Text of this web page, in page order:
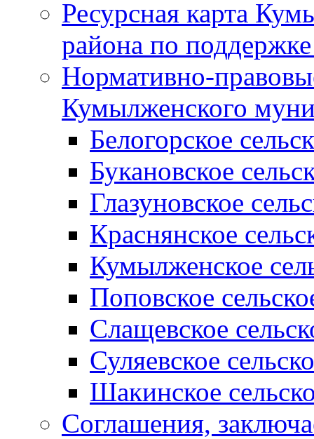
Ресурсная карта
района по
Нормативно-
Кумылженского
Белогорское
Букановское
Глазуновское
Краснянское
Кумылженское
Поповское
Слащевское
Суляевское
Шакинское
Соглашения,